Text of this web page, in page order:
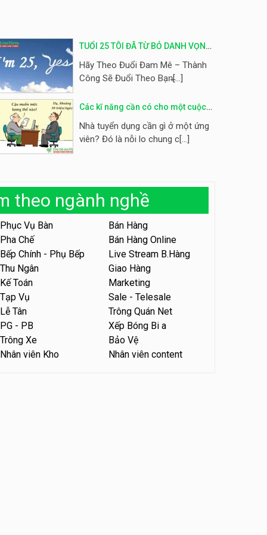
Quán bánh đa cua
Tuyển nhân viên sale,
marketing
Tuyển nhân viên bán hàng
parttime
parttime
Húp Tea
Tuyển nhân viên pha chế
tiệm trà sữa
TRÀ SỮA THÁI LAN
SONGKRAN
Tuyển nhân viên tư vấn bán
hàng tiệm bánh ngọt
Tiệm bánh ngọt
TUỔI 25 TÔI ĐÃ TỪ BỎ DANH VỌNG
ĐỂ CHẠY THEO ĐAM MÊ
Hãy Theo Đuổi Đam Mê – Thành
Công Sẽ Đuổi Theo Bạn̶[...]
Các kĩ năng cần có cho một cuộc
phỏng vấn hoàn hảo
Nhà tuyển dụng cần gì ở một ứng
viên? Đó là nỗi lo chung c[...]
theo ngành nghề
Phục Vụ Bàn
Bán Hàng
Pha Chế
Bán Hàng Online
Bếp Chính - Phụ Bếp
Live Stream B.Hàng
Thu Ngân
Giao Hàng
Kế Toán
Marketing
Tạp Vụ
Sale - Telesale
Lễ Tân
Trông Quán Net
PG - PB
Xếp Bóng Bi a
Trông Xe
Bảo Vệ
Nhân viên Kho Nhân viên content